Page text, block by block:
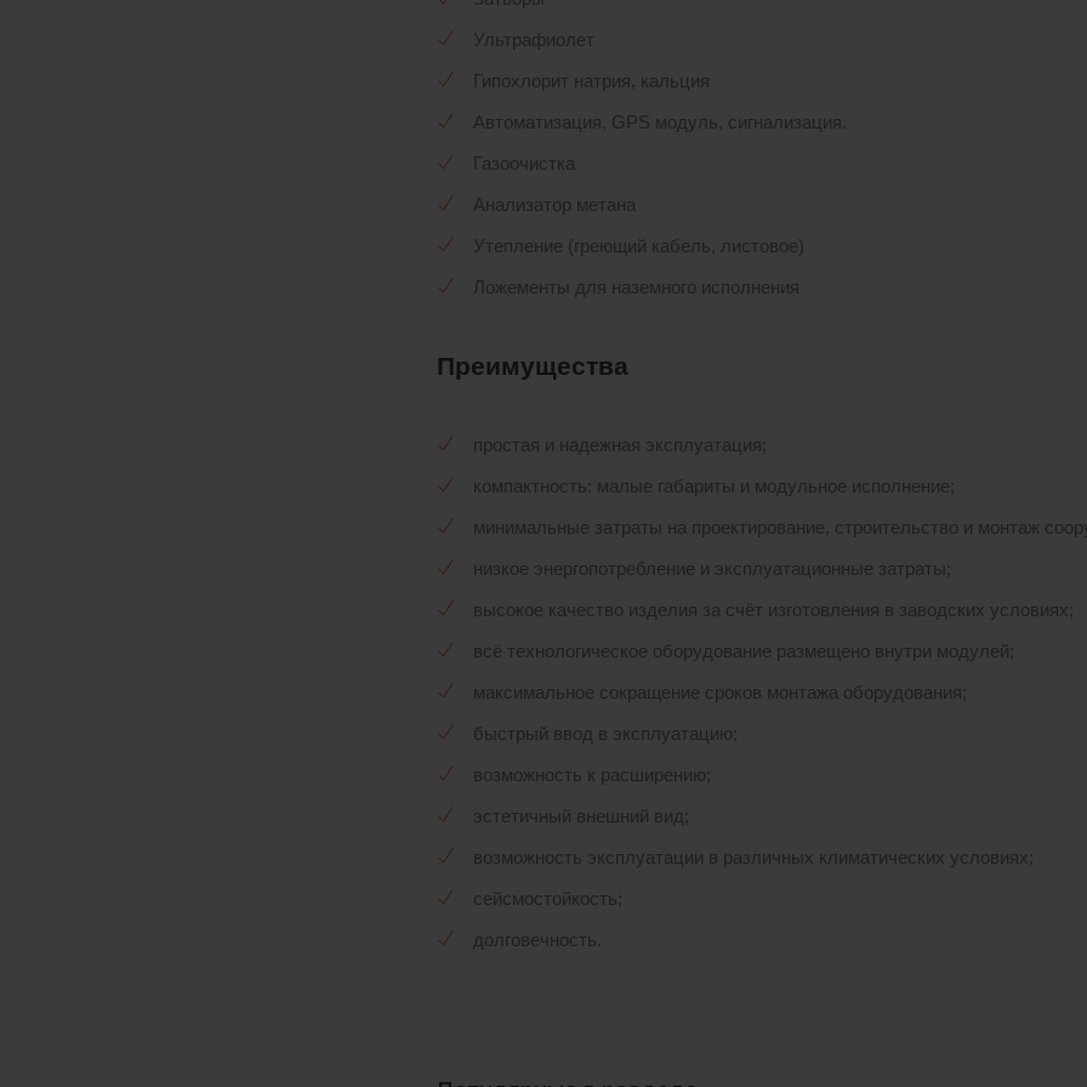
Ультрафиолет
Гипохлорит натрия, кальция
Автоматизация, GPS модуль, сигнализация.
Газоочистка
Анализатор метана
Утепление (греющий кабель, листовое)
Ложементы для наземного исполнения
Преимущества
простая и надежная эксплуатация;
компактность: малые габариты и модульное исполнение;
минимальные затраты на проектирование, строительство и монтаж
низкое энергопотребление и эксплуатационные затраты;
высокое качество изделия за счёт изготовления в заводских условиях;
всё технологическое оборудование размещено внутри модулей;
максимальное сокращение сроков монтажа оборудования;
быстрый ввод в эксплуатацию;
возможность к расширению;
эстетичный внешний вид;
возможность эксплуатации в различных климатических условиях;
сейсмостойкость;
долговечность.